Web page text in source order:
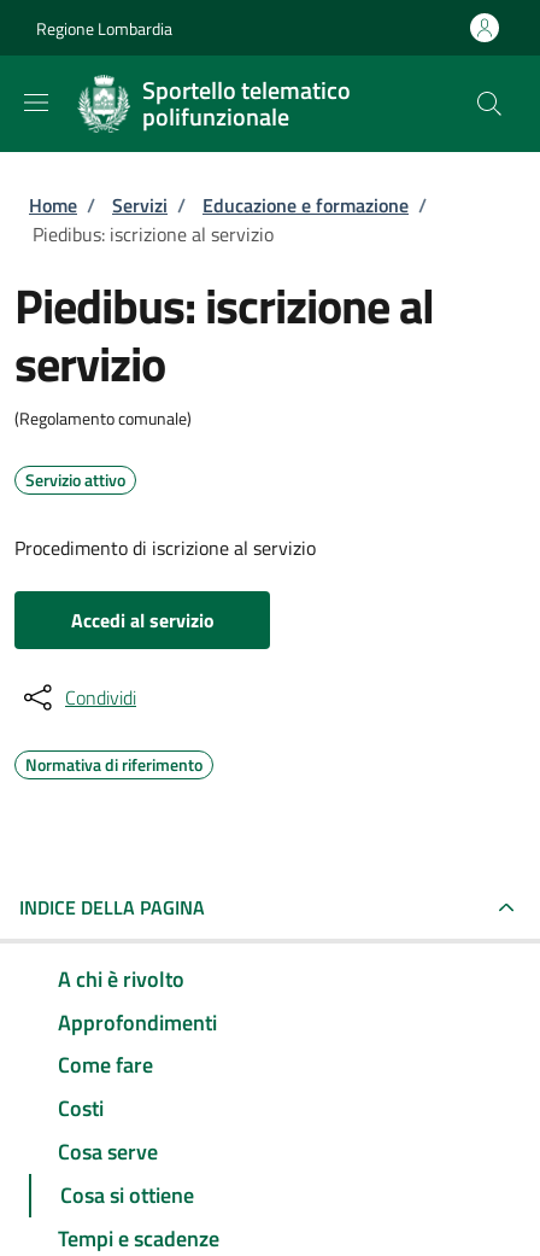
Regione Lombardia
Sportello telematico
polifunzionale
Briciole di pane
Home / Servizi / Educazione e formazione /
Piedibus: iscrizione al servizio
Piedibus: iscrizione al
servizio
(Regolamento comunale)
Servizio attivo
Procedimento di iscrizione al servizio
Accedi al servizio
Condividi
Normativa di riferimento
INDICE DELLA PAGINA
A chi è rivolto
Approfondimenti
Come fare
Costi
Cosa serve
Cosa si ottiene
Tempi e scadenze